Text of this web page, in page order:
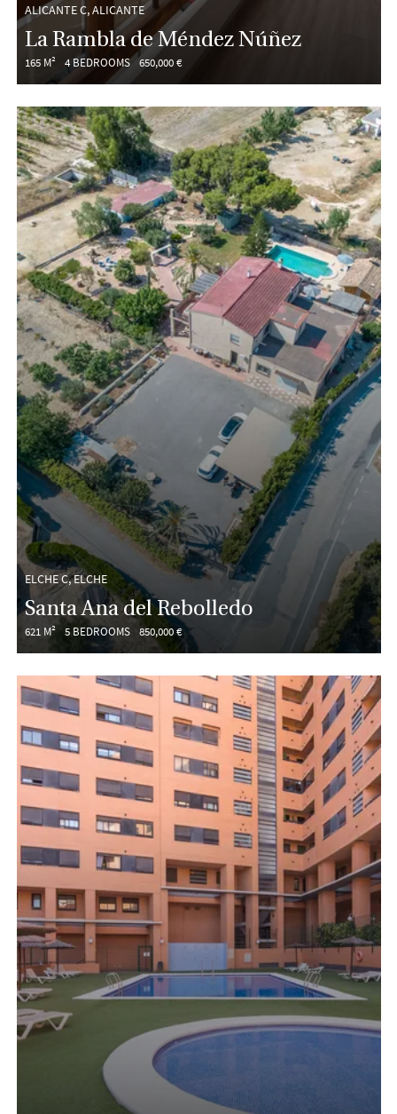
ALICANTE C, ALICANTE
La Rambla de Méndez Núñez
165 M² 4 BEDROOMS 650,000 €
ELCHE C, ELCHE
Santa Ana del Rebolledo
621 M² 5 BEDROOMS 850,000 €